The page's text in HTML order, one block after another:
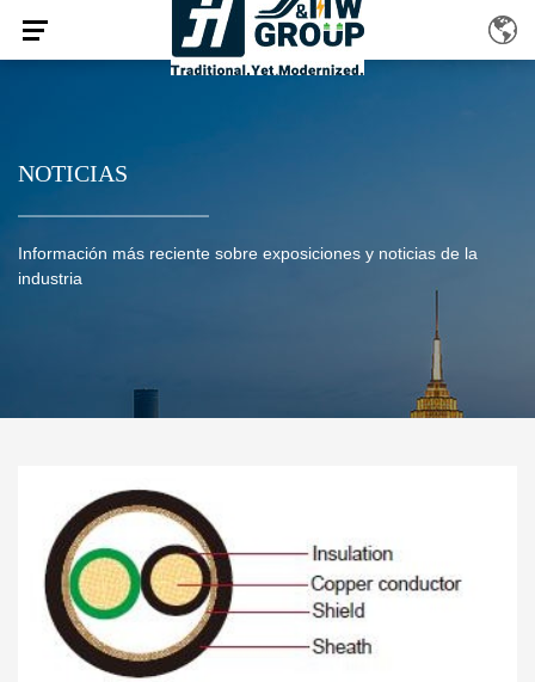
NOTICIAS
Información más reciente sobre exposiciones y noticias de la
industria